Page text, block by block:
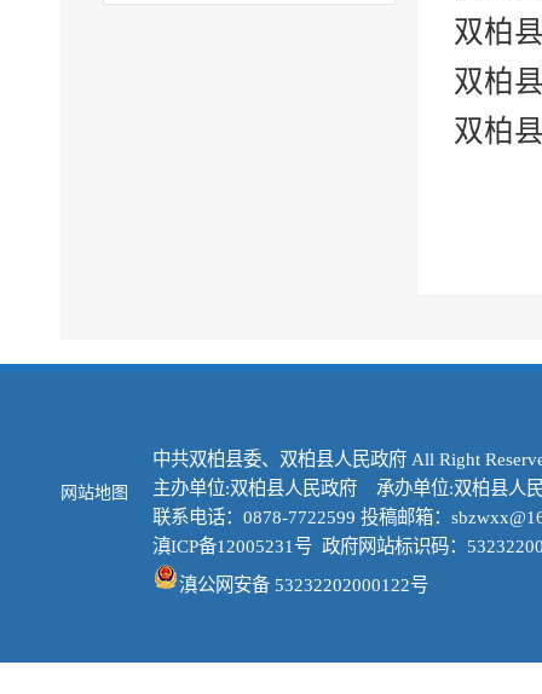
双柏
双柏
双柏
网站地图
中共双柏县委、双柏县人民政府 All Right
主办单位:双柏县人民政府 承办单位:双柏县人
联系电话：0878-7722599 投稿邮箱：
滇ICP备12005231号 政府网站标识码：
滇公网安备 53232202000122号